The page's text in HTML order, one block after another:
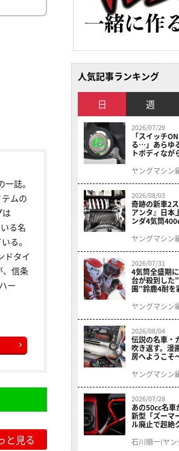
誌。
ムの
る名
る。
ドタイ
、信条
ー
と見る
人気記事ランキング
日 週
2026/07/29
「スイッチ
る…」あらゆ
トボディなが
ニット プレシ
ヤングマシン
2026/08/03
奇跡の新車2
アンタ』日本
ンダ4気筒
ニュース振り
ヤングマシン
2026/07/31
4気筒全盛期
台が殺到した
園”鈴鹿4耐を
ヤングマシン
2026/08/04
伝説の名車・
吹き返す。漫
房へようこそ
ヤングマシン
2026/07/28
あの50cc名車
新型「ズーマ
ル廃止で超絶
石川順一(ヤ